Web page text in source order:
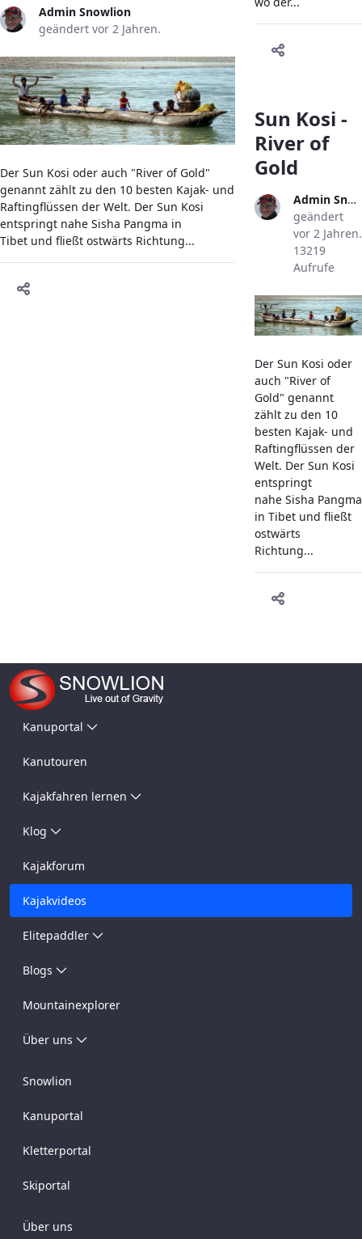
Admin Snowlion
geändert vor 2 Jahren.
Der Sun Kosi oder auch "River of Gold"
genannt zählt zu den 10 besten Kajak- und
Raftingflüssen der Welt. Der Sun Kosi
entspringt nahe Sisha Pangma in
Tibet und fließt ostwärts Richtung...
Sun Kosi -
River of
Gold
Admin Snowlion
geändert
vor 2 Jahren.
13219
Aufrufe
Der Sun Kosi oder
auch "River of
Gold" genannt
zählt zu den 10
besten Kajak- und
Raftingflüssen der
Welt. Der Sun Kosi
entspringt
nahe Sisha Pangma
in Tibet und fließt
ostwärts
Richtung...
Kanuportal
Kanutouren
Kajakfahren lernen
Klog
Kajakforum
Kajakvideos
Elitepaddler
Blogs
Mountainexplorer
Über uns
Snowlion
Kanuportal
Kletterportal
Skiportal
Über uns